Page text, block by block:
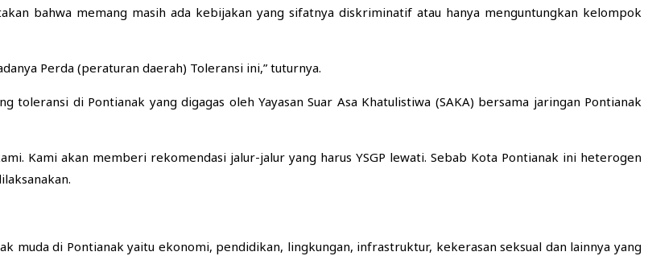
bahwa memang masih ada kebijakan yang sifatnya diskriminatif atau hanya menguntungkan kelompok
Perda (peraturan daerah) Toleransi ini,” tuturnya.
di Pontianak yang digagas oleh Yayasan Suar Asa Khatulistiwa (SAKA) bersama jaringan Pontianak
Kami akan memberi rekomendasi jalur-jalur yang harus YSGP lewati. Sebab Kota Pontianak ini heterogen
muda di Pontianak yaitu ekonomi, pendidikan, lingkungan, infrastruktur, kekerasan seksual dan lainnya yang